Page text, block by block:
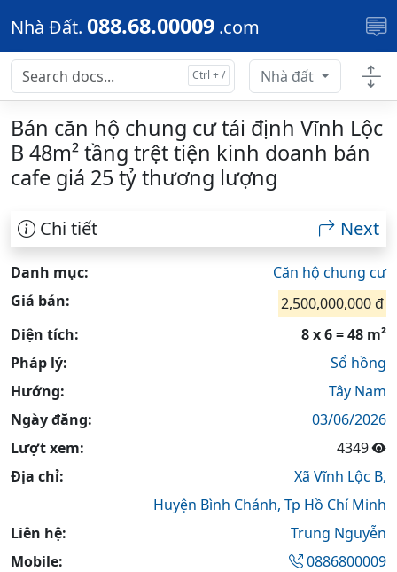
Skip to main content
Nhà Đất. 088.68.00009 .com
Nhà đất
Bán căn hộ chung cư tái định Vĩnh Lộc
B 48m² tầng trệt tiện kinh doanh bán
cafe giá 25 tỷ thương lượng
Chi tiết Next
Danh mục:
Căn hộ chung cư
Giá bán:
2,500,000,000 đ
Diện tích:
8 x 6 = 48 m²
Pháp lý:
Sổ hồng
Hướng:
Tây Nam
Ngày đăng:
03/06/2026
Lượt xem:
4349
Địa chỉ:
Xã Vĩnh Lộc B,
Huyện Bình Chánh, Tp Hồ Chí Minh
Liên hệ:
Trung Nguyễn
Mobile:
0886800009